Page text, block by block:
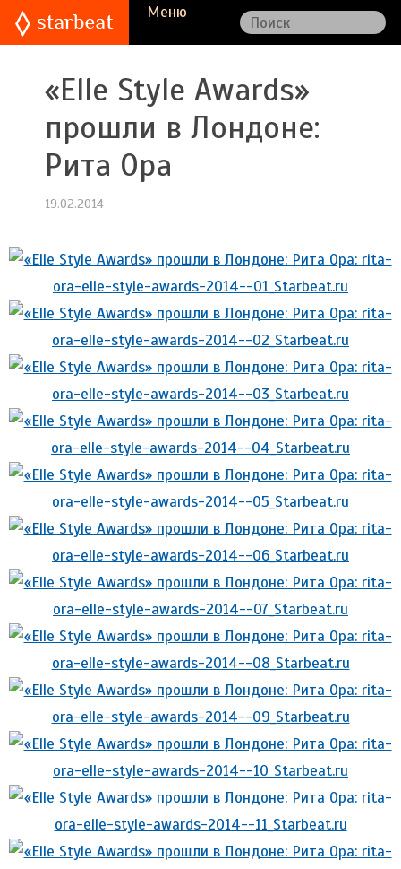
Меню
«Elle Style Awards»
прошли в Лондоне:
Рита Ора
19.02.2014